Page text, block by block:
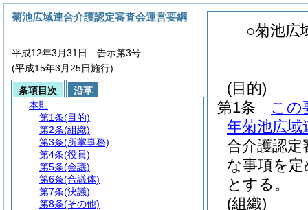
○菊池広
(目的)
第1条
この
年菊池広域
合介護認定
な事項を
とする。
(組織)
菊池広域連合介護認定審査会運営要綱
平成12年3月31日 告示第3号
(平成15年3月25日施行)
条項目次
沿革
本則
第1条(目的)
第2条(組織)
第3条(所掌事務)
第4条(役員)
第5条(会議)
第6条(合議体)
第7条(決議)
第8条(その他)